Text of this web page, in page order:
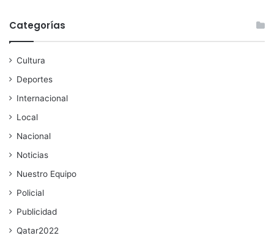
Categorías
Cultura
Deportes
Internacional
Local
Nacional
Noticias
Nuestro Equipo
Policial
Publicidad
Qatar2022